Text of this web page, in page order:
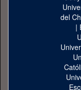
del
|